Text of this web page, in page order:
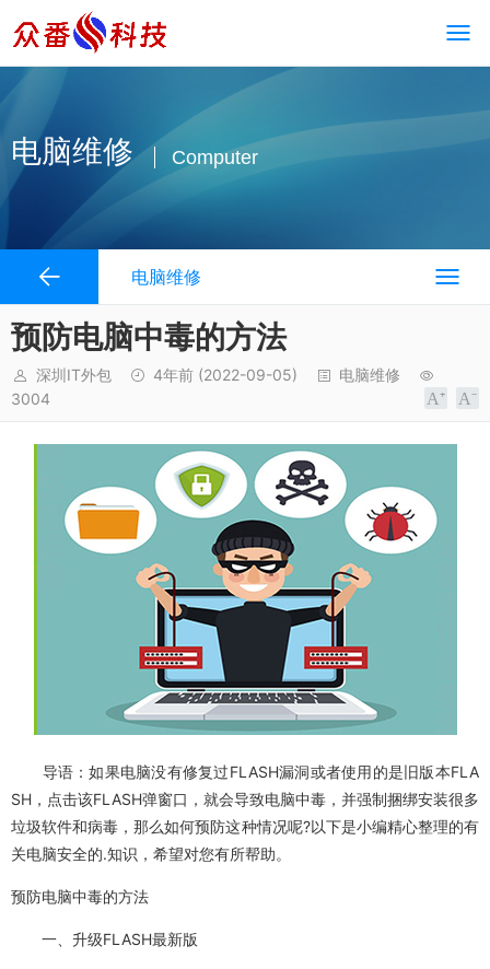
电脑维修 Computer
电脑维修
预防电脑中毒的方法
深圳IT外包 4年前 (2022-09-05)
电脑维修
3004
导语：如果电脑没有修复过FLASH漏洞或者使用的是旧版本FLA
SH，点击该FLASH弹窗口，就会导致电脑中毒，并强制捆绑安装很多
垃圾软件和病毒，那么如何预防这种情况呢?以下是小编精心整理的有
关电脑安全的.知识，希望对您有所帮助。
预防电脑中毒的方法
一、升级FLASH最新版